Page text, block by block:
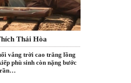
Thái Hòa
vắng trời cao trăng lồng
phù sinh còn nặng bước